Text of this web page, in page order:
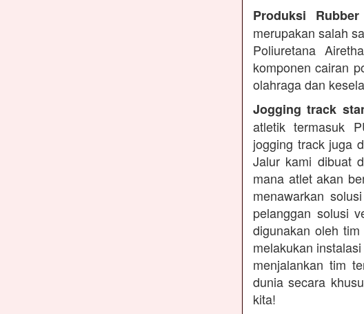
Produksi
merupakan salah
Poliuretana
komponen cairan
olahraga dan
Jogging track
atletik termasuk
jogging track juga
Jalur kami dibuat
mana atlet akan
menawarkan
pelanggan solusi
digunakan oleh
melakukan
menjalankan tim
dunia secara
kita!